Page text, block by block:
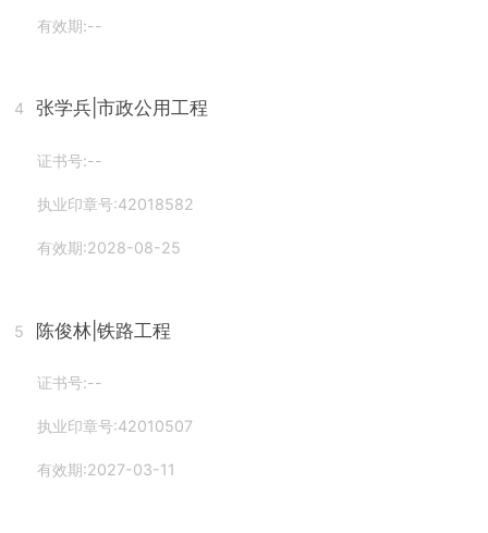
有效期:--
4 张学兵 |市政公用工程
证书号:--
执业印章号:42018582
有效期:2028-08-25
5 陈俊林 |铁路工程
证书号:--
执业印章号:42010507
有效期:2027-03-11